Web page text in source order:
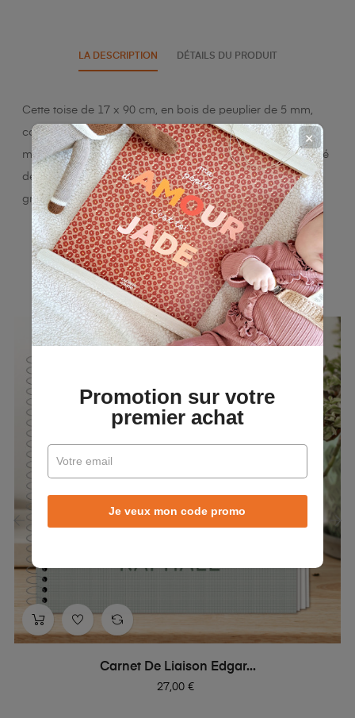
LA DESCRIPTION DÉTAILS DU PRODUIT
Cette toise de 17 x 90 cm, en bois de peuplier de 5 mm,
combine légèreté et robustesse pour une durabilité et une
maniabilité accrues. Fabriqué en France, il illustre la qualité
de l'artisanat local, offrant une esthétique soignée et une
grande polyvalence.
VOUS POURRIEZ AUSSI AIMER
Carnet De Liaison Edgar...
Prix
27,00 €
Promotion sur votre
premier achat
Je veux mon code promo
✕